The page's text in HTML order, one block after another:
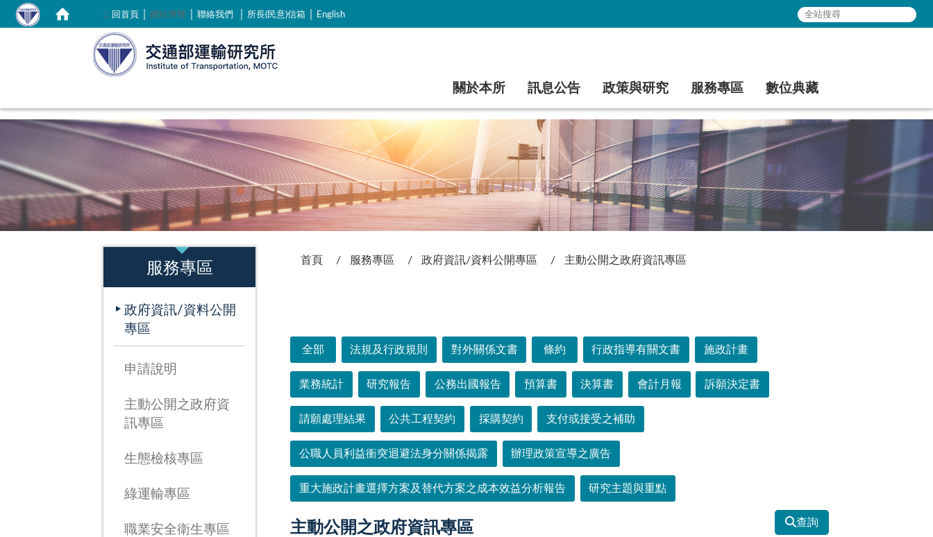
::: 回首頁｜ 網站導覽 聯絡我們｜ 所長(民意)信箱｜ English
關於本所 訊息公告 政策與研究 服務專區 數位典藏
服務專區
政府資訊/資料公開
專區
申請說明
主動公開之政府資
訊專區
生態檢核專區
綠運輸專區
職業安全衛生專區
首頁 服務專區 政府資訊/資料公開專區 主動公開之政府資訊專區
全部 法規及行政規則 對外關係文書 條約 行政指導有關文書 施政計畫
業務統計 研究報告 公務出國報告 預算書 決算書 會計月報 訴願決定書
請願處理結果 公共工程契約 採購契約 支付或接受之補助
公職人員利益衝突迴避法身分關係揭露 辦理政策宣導之廣告
重大施政計畫選擇方案及替代方案之成本效益分析報告 研究主題與重點
查詢
主動公開之政府資訊專區